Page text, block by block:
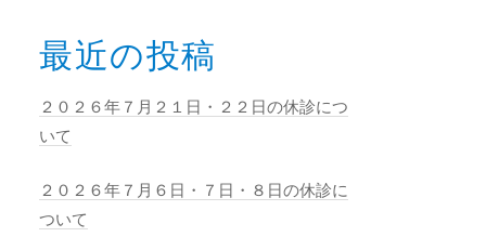
最近の投稿
２０２６年７月２１日・２２日の休診につ
いて
２０２６年７月６日・７日・８日の休診に
ついて